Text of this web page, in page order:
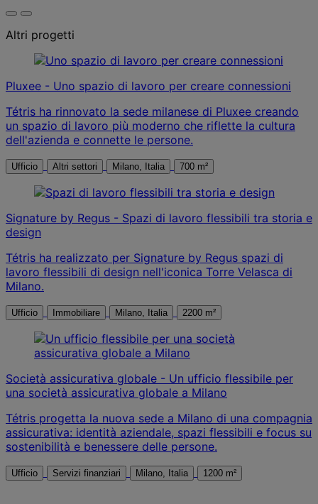
Altri progetti
Pluxee - Uno spazio di lavoro per creare connessioni
Tétris ha rinnovato la sede milanese di Pluxee creando
un spazio di lavoro più moderno che riflette la cultura
dell'azienda e connette le persone.
Ufficio Altri settori Milano, Italia 700 m²
Signature by Regus - Spazi di lavoro flessibili tra storia e
design
Tétris ha realizzato per Signature by Regus spazi di
lavoro flessibili di design nell'iconica Torre Velasca di
Milano.
Ufficio Immobiliare Milano, Italia 2200 m²
Società assicurativa globale - Un ufficio flessibile per
una società assicurativa globale a Milano
Tétris progetta la nuova sede a Milano di una compagnia
assicurativa: identità aziendale, spazi flessibili e focus su
sostenibilità e benessere delle persone.
Ufficio Servizi finanziari Milano, Italia 1200 m²